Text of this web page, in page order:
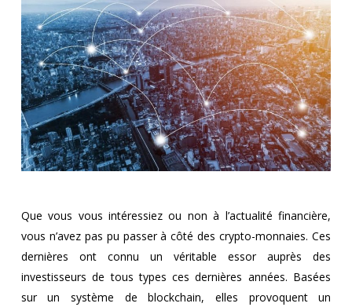
Que vous vous intéressiez ou non à l’actualité financière,
vous n’avez pas pu passer à côté des crypto-monnaies. Ces
dernières ont connu un véritable essor auprès des
investisseurs de tous types ces dernières années. Basées
sur un système de blockchain, elles provoquent un